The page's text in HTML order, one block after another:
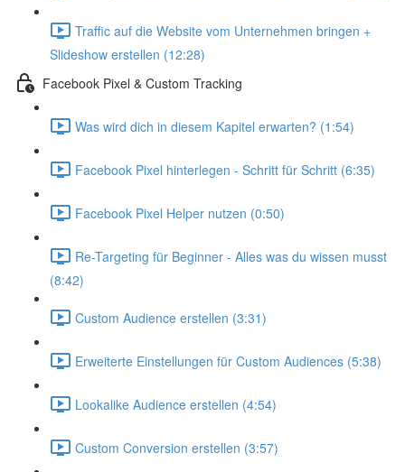
Traffic auf die Website vom Unternehmen bringen +
Slideshow erstellen (12:28)
Facebook Pixel & Custom Tracking
Was wird dich in diesem Kapitel erwarten? (1:54)
Facebook Pixel hinterlegen - Schritt für Schritt (6:35)
Facebook Pixel Helper nutzen (0:50)
Re-Targeting für Beginner - Alles was du wissen musst
(8:42)
Custom Audience erstellen (3:31)
Erweiterte Einstellungen für Custom Audiences (5:38)
Lookalike Audience erstellen (4:54)
Custom Conversion erstellen (3:57)